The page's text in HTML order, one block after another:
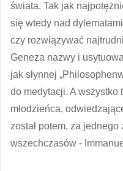
świata. Tak jak
się wtedy nad
czy rozwiązywać
Geneza nazwy i
jak słynnej
do medytacji. A wszystko
młodzieńca,
został potem, za
wszechczasów -